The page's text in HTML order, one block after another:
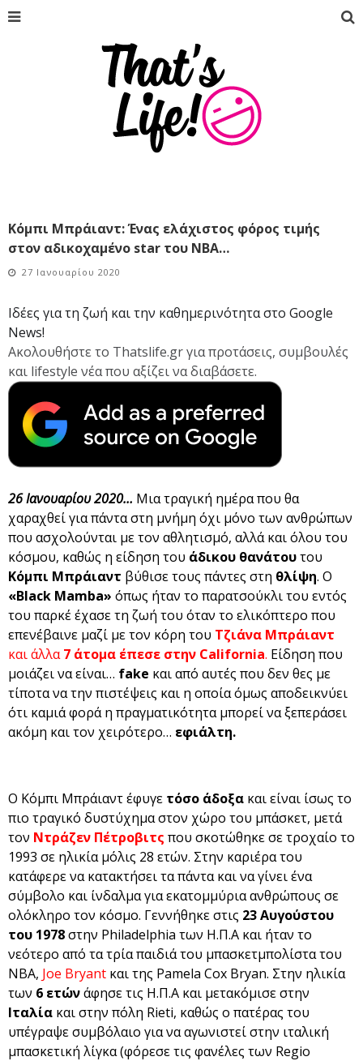
Κόμπι Μπράιαντ: Ένας ελάχιστος φόρος τιμής
στον αδικοχαμένο star του NBA…
27 Ιανουαρίου 2020
Ιδέες για τη ζωή και την καθημερινότητα στο Google
News!
Ακολουθήστε το Thatslife.gr για προτάσεις, συμβουλές
και lifestyle νέα που αξίζει να διαβάσετε.
26 Ιανουαρίου 2020… Μια τραγική ημέρα που θα
χαραχθεί για πάντα στη μνήμη όχι μόνο των ανθρώπων
που ασχολούνται με τον αθλητισμό, αλλά και όλου του
κόσμου, καθώς η είδηση του άδικου θανάτουτου
Κόμπι Μπράιαντ βύθισε τους πάντες στη θλίψη. O
«Black Mamba» όπως ήταν το παρατσούκλι του εντός
του παρκέ έχασε τη ζωή του όταν το ελικόπτερο που
επενέβαινε μαζί με τον κόρη του Τζιάνα Μπράιαντ
και άλλα7 άτομα έπεσε στην California. Είδηση που
μοιάζει να είναι… fake και από αυτές που δεν θες με
τίποτα να την πιστέψεις και η οποία όμως αποδεικνύει
ότι καμιά φορά η πραγματικότητα μπορεί να ξεπεράσει
ακόμη και τον χειρότερο… εφιάλτη.
Ο Κόμπι Μπράιαντ έφυγε τόσο άδοξα και είναι ίσως το
πιο τραγικό δυστύχημα στον χώρο του μπάσκετ, μετά
τον Ντράζεν Πέτροβιτς που σκοτώθηκε σε τροχαίο το
1993 σε ηλικία μόλις 28 ετών. Στην καριέρα του
κατάφερε να κατακτήσει τα πάντα και να γίνει ένα
σύμβολο και ίνδαλμα για εκατομμύρια ανθρώπους σε
ολόκληρο τον κόσμο. Γεννήθηκε στις 23 Αυγούστου
του 1978στην Philadelphia των Η.Π.Α και ήταν το
νεότερο από τα τρία παιδιά του μπασκετμπολίστα του
NBA, Joe Bryant και της Pamela Cox Bryan. Στην ηλικία
των 6 ετώνάφησε τις Η.Π.Α και μετακόμισε στην
Ιταλία και στην πόλη Rieti, καθώς ο πατέρας του
υπέγραψε συμβόλαιο για να αγωνιστεί στην ιταλική
μπασκετική λίγκα (φόρεσε τις φανέλες των Regio